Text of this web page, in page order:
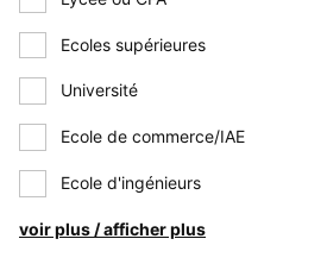
Ecoles supérieures
Université
Ecole de commerce/IAE
Ecole d'ingénieurs
voir plus / afficher plus